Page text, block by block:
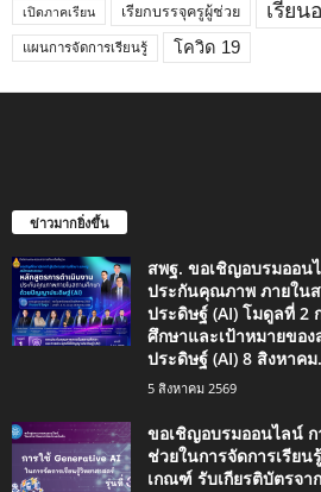
เปิดภาคเรียน เรียกบรรจุครูผู้ช่วย เรียน
แผนการจัดการเรียนรู้ โควิด 19
ข่าวมากยิ่งขึ้น
สพฐ. ขอเชิญอบรมออน
ประกันคุณภาพ ภายใน
ประดิษฐ์ (AI) โมดูลที่ 2
ศึกษาและเป้าหมายขอ
ประดิษฐ์ (AI) 8 สิงหาคม
5 สิงหาคม 2569
ขอเชิญอบรมออนไลน์ ก
ช่วยในการจัดการเรีย
เกณฑ์ รับเกียรติบัตรจ